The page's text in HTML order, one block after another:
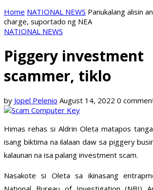
Home NATIONAL NEWS Panukalang alisin
charge, suportado ng NEA
NATIONAL NEWS
Piggery investment
scammer, tiklo
by Jopel Pelenio August 14, 2022 0
Himas rehas si Aldrin Oleta matapos
isang biktima na ilalaan daw sa piggery
kalaunan na isa palang investment scam.
Nasakote si Oleta sa ikinasang